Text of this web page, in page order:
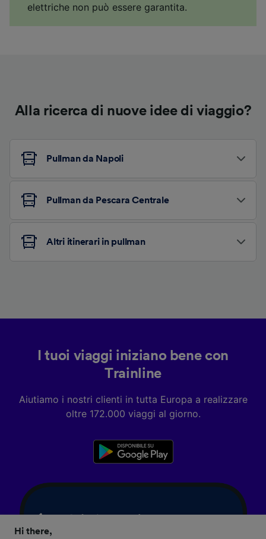
elettriche non può essere garantita.
Alla ricerca di nuove idee di viaggio?
Pullman da Napoli
Pullman da Pescara Centrale
Altri itinerari in pullman
I tuoi viaggi iniziano bene con
Trainline
Aiutiamo i nostri clienti in tutta Europa a realizzare
oltre 172.000 viaggi al giorno.
Hi there,